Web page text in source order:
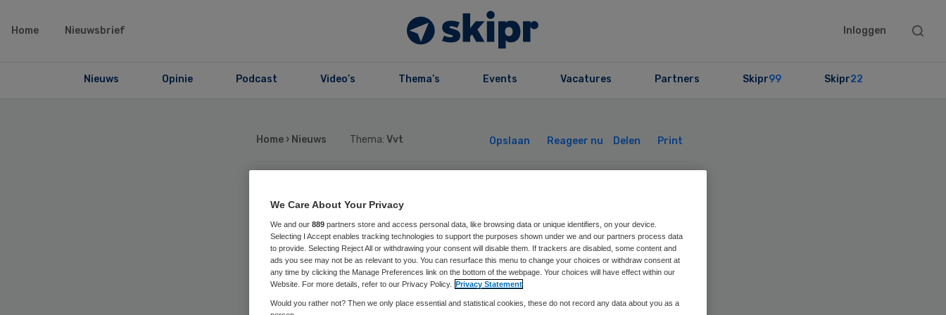
Home Nieuwsbrief Inloggen
Search
Nieuws Opinie Podcast Video’s Thema’s Events Vacatures Partners Skipr99 Skipr22
Home › Nieuws Thema:Vvt Opslaan Reageer nu Delen Print
De Zorgcirkel
verwelkomt nieuw lid
raad van toezicht
We Care About Your Privacy
We and our 889 partners store and access personal data, like browsing data or unique identifiers, on your device.
Selecting I Accept enables tracking technologies to support the purposes shown under we and our partners process data
to provide. Selecting Reject All or withdrawing your consent will disable them. If trackers are disabled, some content and
ads you see may not be as relevant to you. You can resurface this menu to change your choices or withdraw consent at
any time by clicking the Manage Preferences link on the bottom of the webpage. Your choices will have effect within our
Website. For more details, refer to our Privacy Policy. Privacy Statement
Would you rather not? Then we only place essential and statistical cookies, these do not record any data about you as a